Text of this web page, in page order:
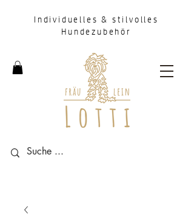
Individuelles & stilvolles
Hundezubehör